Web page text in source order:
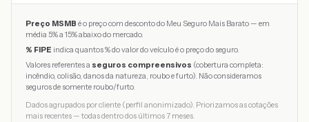
Preço MSMB é o preço com desconto do Meu Seguro Mais Barato — em
média 5% a 15% abaixo do mercado.
% FIPE indica quantos % do valor do veículo é o preço do seguro.
Valores referentes a seguros compreensivos (cobertura completa:
incêndio, colisão, danos da natureza, roubo e furto). Não consideramos
seguros de somente roubo/furto.
Dados agrupados por cliente (perfil anonimizado). Priorizamos as cotações
mais recentes — todas dentro dos últimos 7 meses.